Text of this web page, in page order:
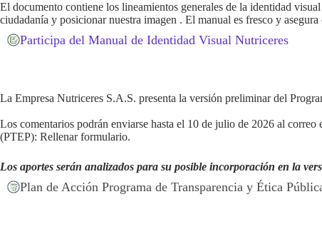
El documento contiene los lineamientos generales de la identidad
ciudadanía y posicionar nuestra imagen . El manual es fresco y
Participa del Manual de Identidad Visual Nutriceres
La Empresa Nutriceres S.A.S. presenta la versión preliminar del
Los comentarios podrán enviarse hasta el 10 de julio de 2026 al correo
(PTEP): Rellenar formulario.
Los aportes serán analizados para su posible incorporación en la
Plan de Acción Programa de Transparencia y Ética